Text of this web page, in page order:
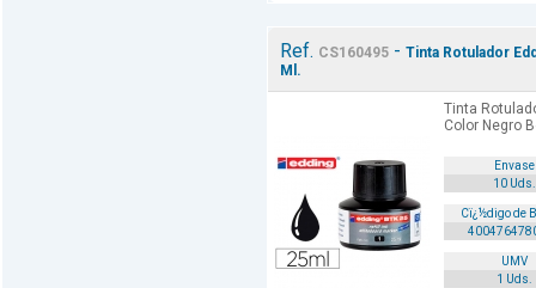
Ref. CS160495- Tinta Rotulador
Ml.
Tinta
Color Negro
Envase
10 Uds.
Cï¿½digo de
UMV
1 Uds.